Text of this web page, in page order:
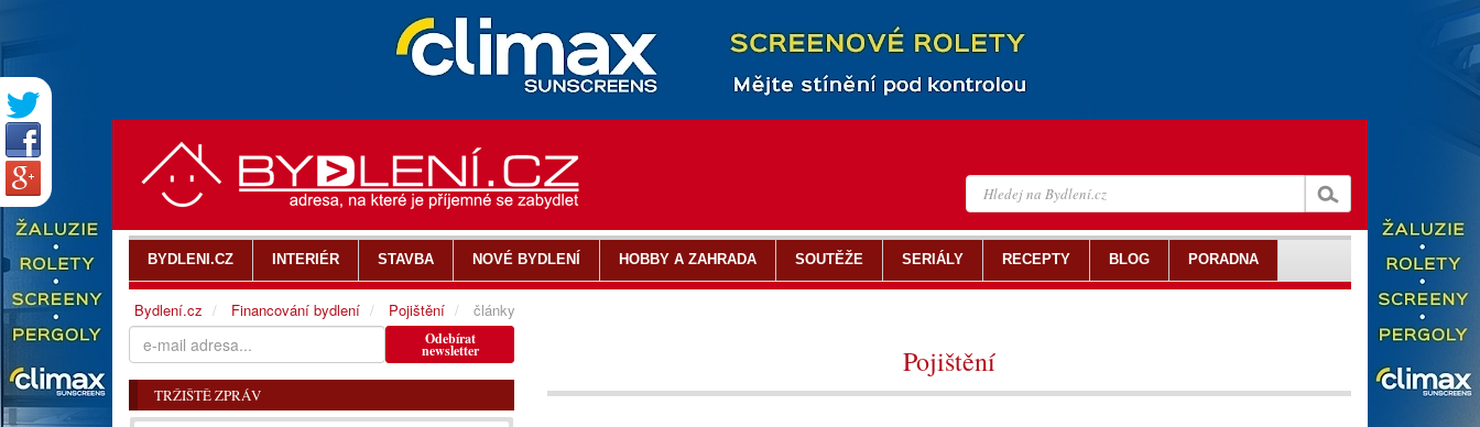
Pojištění
Odebírat
newsletter
TRŽIŠTĚ ZPRÁV
BYDLENI.CZ INTERIÉR STAVBA NOVÉ BYDLENÍ HOBBY A ZAHRADA SOUTĚŽE SERIÁLY RECEPTY BLOG PORADNA
Bydlení.cz Financování bydlení Pojištění články